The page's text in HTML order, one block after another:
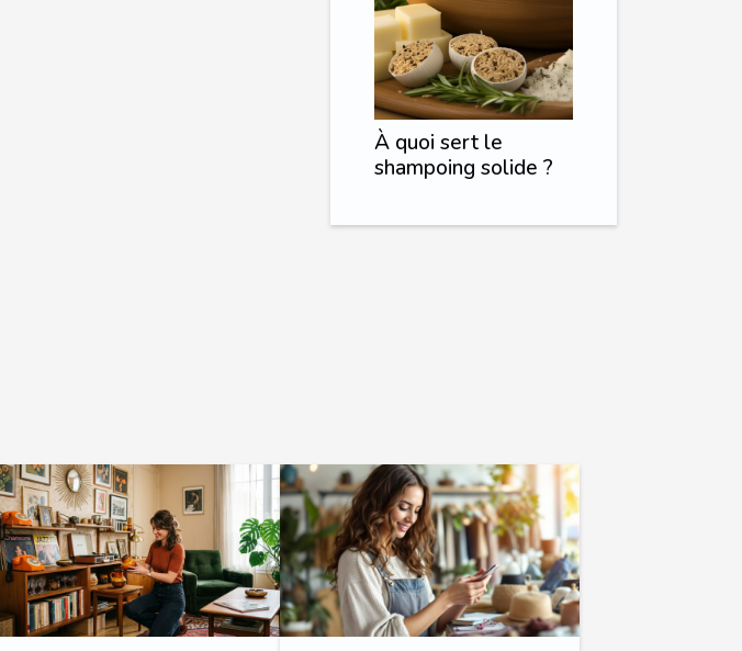
À quoi sert le
shampoing solide ?